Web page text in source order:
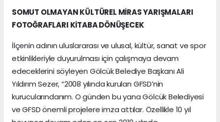
SOMUT OLMAYAN KÜLTÜREL MİRAS YARIŞMALARI
FOTOĞRAFLARI KİTABA DÖNÜŞECEK
İlçenin adının uluslararası ve ulusal, kültür, sanat ve spor
etkinlikleriyle duyurulması için çalışmaya devam
edeceklerini söyleyen Gölcük Belediye Başkanı Ali
Yıldırım Sezer, “2008 yılında kurulan GFSD’nin
kurucularındanım. O günden bu yana Gölcük Belediyesi
ve GFSD önemli projelere imza attılar. Özellikle 10 yıl